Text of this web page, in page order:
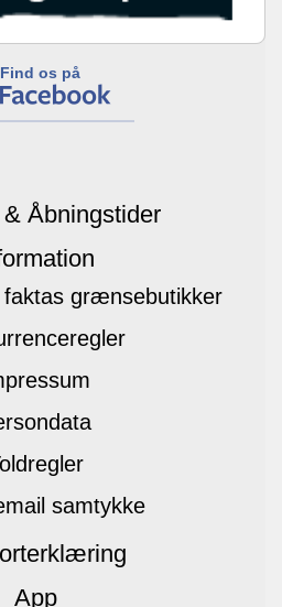
Find os på
Åbningstider
grænsebutikker
samtykke
App